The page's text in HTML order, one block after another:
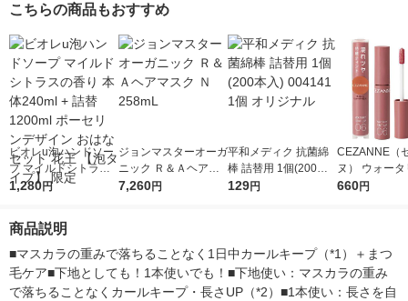
こちらの商品もおすすめ
ビオレu泡ハンドソー
プ マイルドシトラス
の香り 本体240ml +
ット 花王 【泡タイ
プ】 限定
1,280円
ジョンマスターオーガ
ニック Ｒ＆Ａヘアマ
スク Ｎ 258mL
7,260円
平和メディク 抗菌綿
棒 詰替用 1個(200本
入) 004141 1個 オリ
129円
CEZANNE（
ヌ） ウォー
ィントリップ
660円
商品説明
■マスカラの重みで落ちることなく1日中カールキープ（*1）＋まつ
毛ケア■下地としても！1本使いでも！■下地使い：マスカラの重み
で落ちることなくカールキープ・長さUP（*2）■1本使い：長さを自